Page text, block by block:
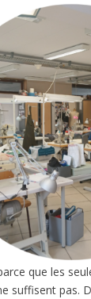
que les
suffisent pas.